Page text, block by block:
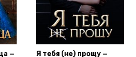
—
Я тебя (не) прощу —